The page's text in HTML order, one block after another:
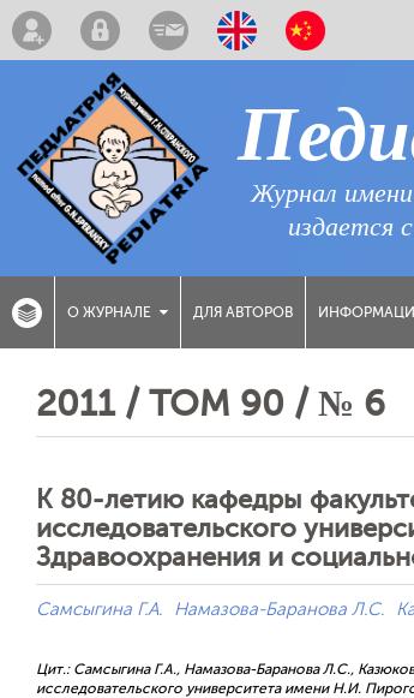
Журнал
издается
О ЖУРНАЛЕ ДЛЯ АВТОРОВ
2011 / ТОМ 90 / № 6
К 80-летию кафедры
исследовательского
Здравоохранения и
Самсыгина Г.А. Намазова-Баранова Л.С.
Цит.: Самсыгина Г.А., Намазова-Баранова Л.С.,
исследовательского университета имени Н.И.